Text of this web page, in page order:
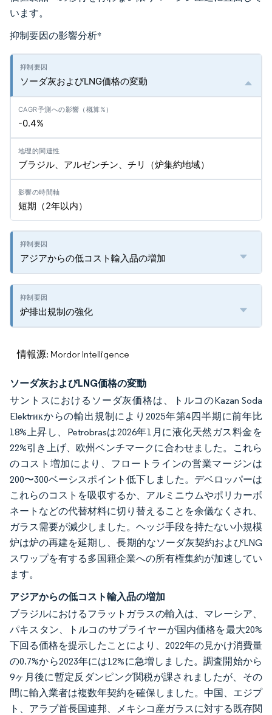
います。
抑制要因の影響分析*
ソーダ灰およびLNG価格の変動
-0.4%
ブラジル、アルゼンチン、チリ（炉集約地域）
短期（2年以内）
アジアからの低コスト輸入品の増加
炉排出規制の強化
情報源: Mordor Intelligence
ソーダ灰およびLNG価格の変動
サントスにおけるソーダ灰価格は、トルコのKazan Soda
Elektrикからの輸出規制により2025年第4四半期に前年比
18%上昇し、Petrobrasは2026年1月に液化天然ガス料金を
22%引き上げ、欧州ベンチマークに合わせました。これら
のコスト増加により、フロートラインの営業マージンは
200〜300ベーシスポイント低下しました。デベロッパーは
これらのコストを吸収するか、アルミニウムやポリカーボ
ネートなどの代替材料に切り替えることを余儀なくされ、
ガラス需要が減少しました。ヘッジ手段を持たない小規模
炉は炉の再建を延期し、長期的なソーダ灰契約およびLNG
スワップを有する多国籍企業への所有権集約が加速してい
ます。
アジアからの低コスト輸入品の増加
ブラジルにおけるフラットガラスの輸入は、マレーシア、
パキスタン、トルコのサプライヤーが国内価格を最大20%
下回る価格を提示したことにより、2022年の見かけ消費量
の0.7%から2023年には12%に急増しました。調査開始から
9ヶ月後に暫定反ダンピング関税が課されましたが、その
間に輸入業者は複数年契約を確保しました。中国、エジプ
ト、アラブ首長国連邦、メキシコ産ガラスに対する既存関